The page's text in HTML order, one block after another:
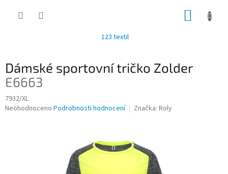
123 textil
Dámské sportovní tričko Zolder
E6663
7932/XL
Průměrné
Neohodnoceno Podrobnosti hodnocení Značka: Roly